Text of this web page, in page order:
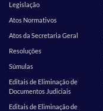
Legislação
Atos Normativos
Atos da Secretaria Geral
Resoluções
Súmulas
Editais de Eliminação de
Documentos Judiciais
Editais de Eliminação de